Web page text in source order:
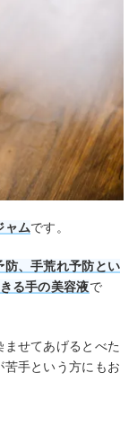
ャムです。
防、手荒れ予防とい
る手の美容液で
せてあげるとべた
手という方にもお